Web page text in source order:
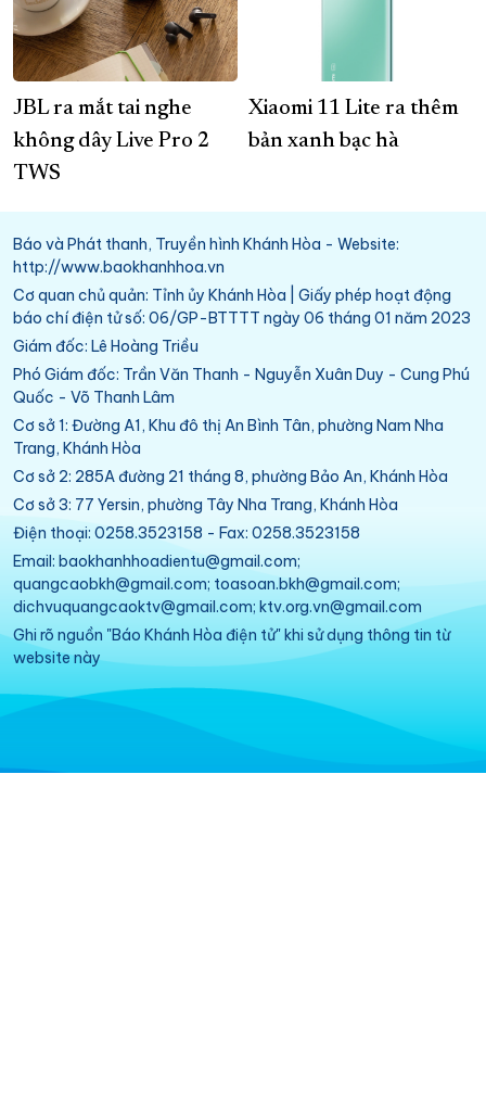
JBL ra mắt tai nghe
không dây Live Pro 2
TWS
Xiaomi 11 Lite ra thêm
bản xanh bạc hà
Báo và Phát thanh, Truyền hình Khánh Hòa - Website:
http://www.baokhanhhoa.vn
Cơ quan chủ quản: Tỉnh ủy Khánh Hòa | Giấy phép hoạt động
báo chí điện tử số: 06/GP-BTTTT ngày 06 tháng 01 năm 2023
Giám đốc: Lê Hoàng Triều
Phó Giám đốc: Trần Văn Thanh - Nguyễn Xuân Duy - Cung Phú
Quốc - Võ Thanh Lâm
Cơ sở 1: Đường A1, Khu đô thị An Bình Tân, phường Nam Nha
Trang, Khánh Hòa
Cơ sở 2: 285A đường 21 tháng 8, phường Bảo An, Khánh Hòa
Cơ sở 3: 77 Yersin, phường Tây Nha Trang, Khánh Hòa
Điện thoại: 0258.3523158 - Fax: 0258.3523158
Email: baokhanhhoadientu@gmail.com;
quangcaobkh@gmail.com; toasoan.bkh@gmail.com;
dichvuquangcaoktv@gmail.com; ktv.org.vn@gmail.com
Ghi rõ nguồn "Báo Khánh Hòa điện tử" khi sử dụng thông tin từ
website này